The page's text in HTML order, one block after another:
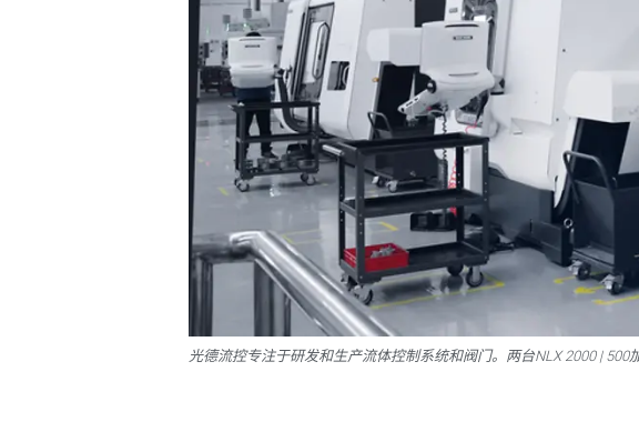
光德流控专注于研发和生产流体控制系统和阀门。两台NLX 2000 |